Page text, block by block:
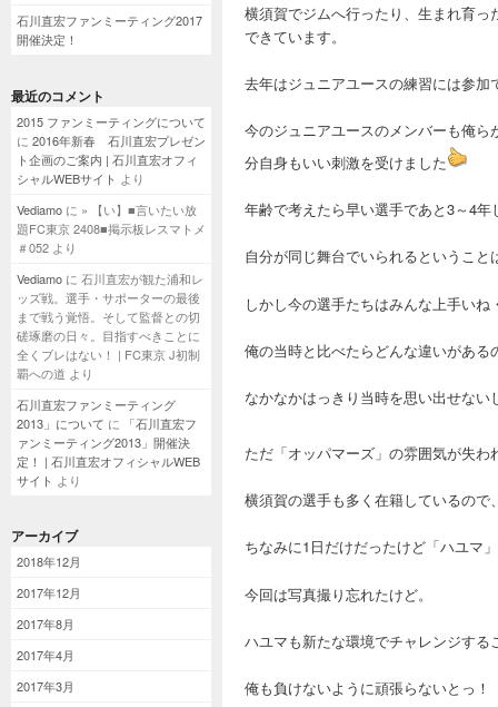
石川直宏ファンミーティング2017
開催決定！
最近のコメント
2015 ファンミーティングについて
に 2016年新春 石川直宏プレゼン
ト企画のご案内 | 石川直宏オフィ
シャルWEBサイト より
Vediamo に » 【い】■言いたい放
題FC東京 2408■掲示板レスマトメ
＃052 より
Vediamo に 石川直宏が観た浦和レ
ッズ戦。選手・サポーターの最後
まで戦う覚悟。そして監督との切
磋琢磨の日々。目指すべきことに
全くブレはない！ | FC東京 J初制
覇への道 より
石川直宏ファンミーティング
2013」について に
「石川直宏フ
ァンミーティング2013」開催決
定！ | 石川直宏オフィシャルWEB
サイト より
アーカイブ
2018年12月
2017年12月
2017年8月
2017年4月
2017年3月
横須賀でジムへ行ったり、生まれ育
できています。
去年はジュニアユースの練習には参
今のジュニアユースのメンバーも俺
分自身もいい刺激を受けました
年齢で考えたら早い選手であと3～4
自分が同じ舞台でいられるというこ
しかし今の選手たちはみんな上手いね
俺の当時と比べたらどんな違いがある
なかなかはっきり当時を思い出せな
ただ「オッパマーズ」の雰囲気が失
横須賀の選手も多く在籍しているの
ちなみに1日だけだったけど「ハユマ
今回は写真撮り忘れたけど。
ハユマも新たな環境でチャレンジする
俺も負けないように頑張らないとっ！